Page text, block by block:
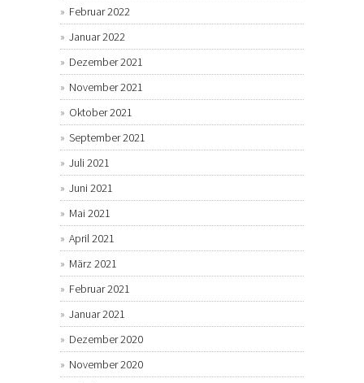
Februar 2022
Januar 2022
Dezember 2021
November 2021
Oktober 2021
September 2021
Juli 2021
Juni 2021
Mai 2021
April 2021
März 2021
Februar 2021
Januar 2021
Dezember 2020
November 2020